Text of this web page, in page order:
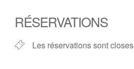
RÉSERVATIONS
Les réservations sont closes